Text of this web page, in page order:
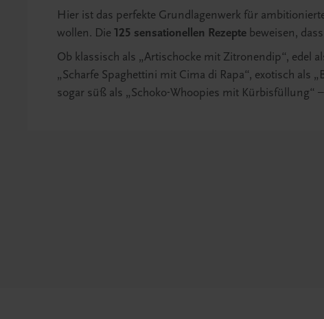
Hier ist das perfekte Grundlagenwerk für
wollen. Die125 sensationellen Rezepte beweisen,
Ob klassisch als „Artischocke mit Zitronendip“, edel
„Scharfe Spaghettini mit Cima di Rapa“, exotisch als
sogar süß als „Schoko-Whoopies mit Kürbisfüllung“